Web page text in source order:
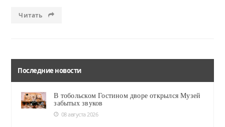
Читать
Последние новости
В тобольском Гостином дворе открылся Музей
забытых звуков
08 августа 2026